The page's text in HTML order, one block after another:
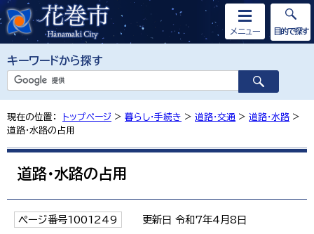
キーワードから探す
メニュー 目的で探す
現在の位置： トップページ > 暮らし・手続き > 道路・交通 > 道路・水路 >
道路・水路の占用
道路・水路の占用
ページ番号1001249 更新日 令和7年4月8日